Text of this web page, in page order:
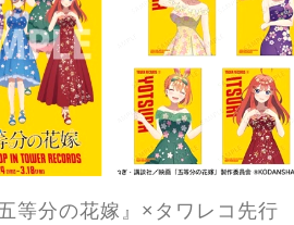
等分の花嫁』×タワレコ先行